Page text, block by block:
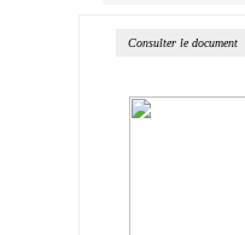
Consulter le document